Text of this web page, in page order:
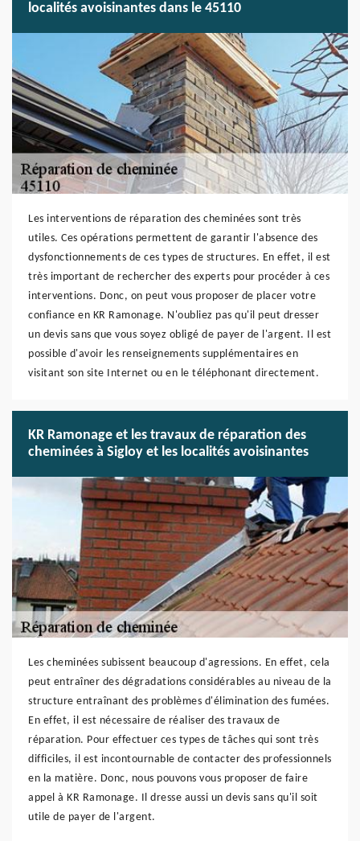
localités avoisinantes dans le 45110
Les interventions de réparation des cheminées sont très
utiles. Ces opérations permettent de garantir l'absence des
dysfonctionnements de ces types de structures. En effet, il est
très important de rechercher des experts pour procéder à ces
interventions. Donc, on peut vous proposer de placer votre
confiance en KR Ramonage. N'oubliez pas qu'il peut dresser
un devis sans que vous soyez obligé de payer de l'argent. Il est
possible d'avoir les renseignements supplémentaires en
visitant son site Internet ou en le téléphonant directement.
KR Ramonage et les travaux de réparation des
cheminées à Sigloy et les localités avoisinantes
Les cheminées subissent beaucoup d'agressions. En effet, cela
peut entraîner des dégradations considérables au niveau de la
structure entraînant des problèmes d'élimination des fumées.
En effet, il est nécessaire de réaliser des travaux de
réparation. Pour effectuer ces types de tâches qui sont très
difficiles, il est incontournable de contacter des professionnels
en la matière. Donc, nous pouvons vous proposer de faire
appel à KR Ramonage. Il dresse aussi un devis sans qu'il soit
utile de payer de l'argent.